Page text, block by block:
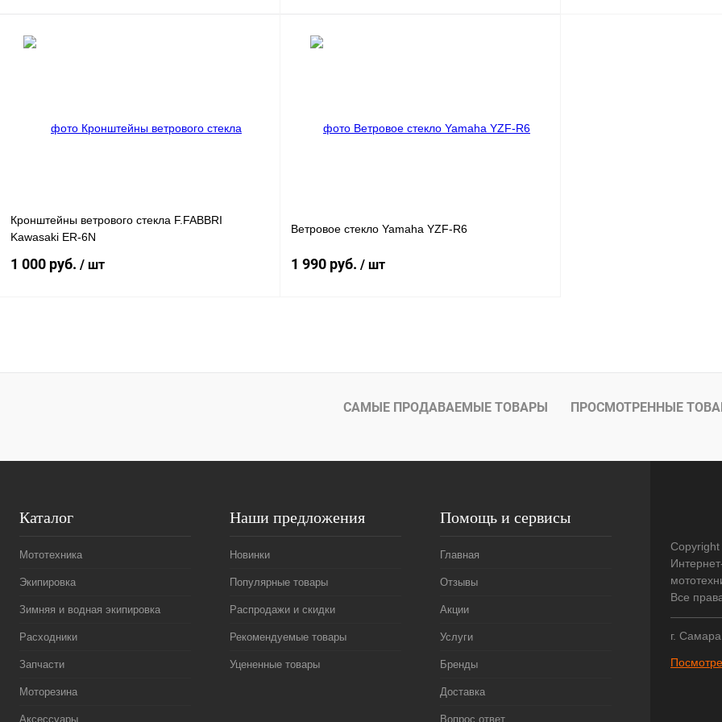
наличии
наличии
Кронштейны ветрового стекла F.FABBRI
Kawasaki ER-6N
1 000 руб. / шт
Купить в 1 клик Сравнение
Ветровое стекло Yamaha YZF-R6
1 990 руб. / шт
Купить в 1 клик Сравнение
В избранное
В
САМЫЕ ПРОДАВАЕМЫЕ ТОВАРЫ ПРОСМОТРЕННЫЕ
Каталог
Мототехника
Экипировка
Зимняя и водная экипировка
Расходники
Запчасти
Моторезина
Аксессуары
Наши предложения
Новинки
Популярные товары
Распродажи и скидки
Рекомендуемые товары
Уцененные товары
Помощь и сервисы
Главная
Отзывы
Акции
Услуги
Бренды
Доставка
Вопрос ответ
Все
г.